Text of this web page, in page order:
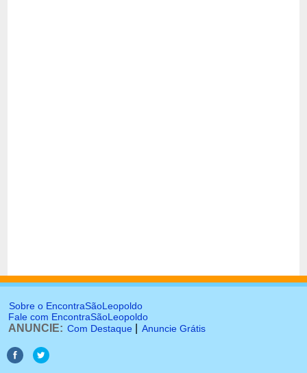
Sobre o EncontraSãoLeopoldo
Fale com EncontraSãoLeopoldo
ANUNCIE: Com Destaque Anuncie Grátis